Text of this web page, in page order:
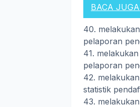
BACA
40.
pelaporan
41.
pelaporan
42.
statistik
43.